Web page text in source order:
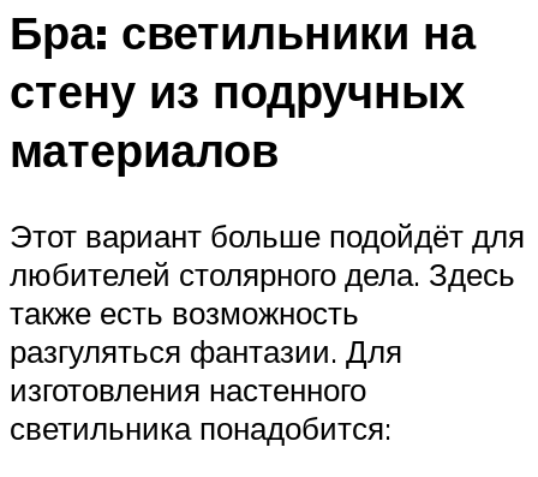
Бра: светильники на
стену из подручных
материалов
Этот вариант больше подойдёт для
любителей столярного дела. Здесь
также есть возможность
разгуляться фантазии. Для
изготовления настенного
светильника понадобится: